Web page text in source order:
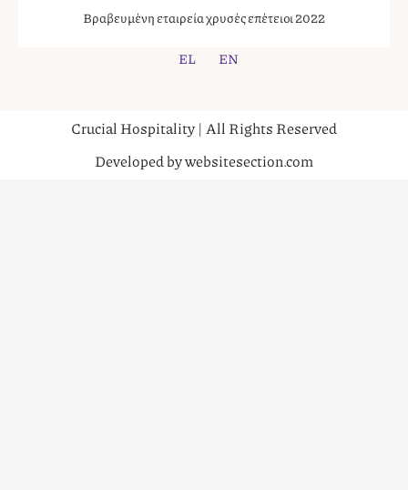
Βραβευμένη εταιρεία χρυσές επέτειοι 2022
EL EN
Crucial Hospitality | All Rights Reserved
Developed by websitesection.com